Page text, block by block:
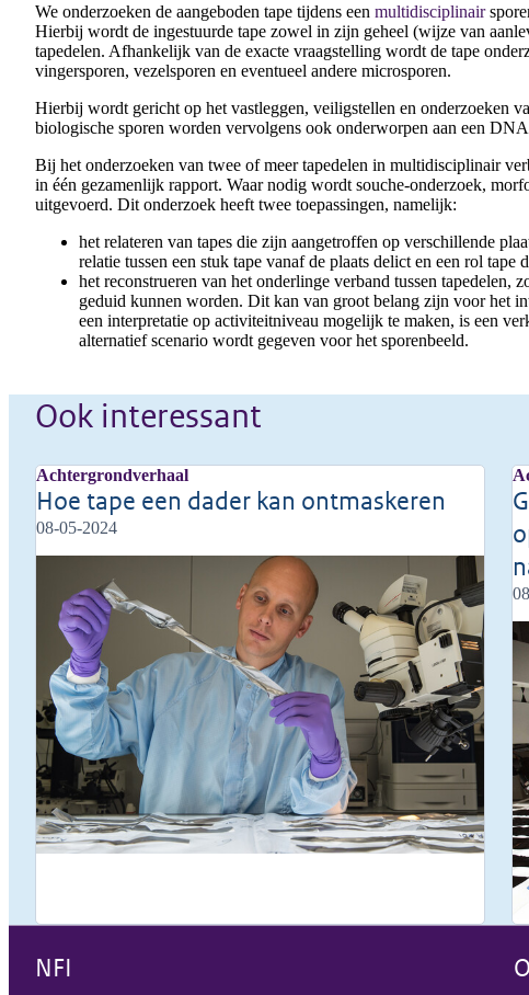
We onderzoeken de aangeboden tape tijdens een multidisciplinair
Hierbij wordt de ingestuurde tape zowel in zijn geheel (wijze van
tapedelen. Afhankelijk van de exacte vraagstelling wordt de tape
vingersporen, vezelsporen en eventueel andere microsporen.
Hierbij wordt gericht op het vastleggen, veiligstellen en onderzoeken
biologische sporen worden vervolgens ook onderworpen aan een
Bij het onderzoeken van twee of meer tapedelen in multidisciplinair
in één gezamenlijk rapport. Waar nodig wordt souche-onderzoek,
uitgevoerd. Dit onderzoek heeft twee toepassingen, namelijk:
het relateren van tapes die zijn aangetroffen op verschillende
relatie tussen een stuk tape vanaf de plaats delict en een rol tape
het reconstrueren van het onderlinge verband tussen tapedelen,
geduid kunnen worden. Dit kan van groot belang zijn voor het
een interpretatie op activiteitniveau mogelijk te maken, is een
alternatief scenario wordt gegeven voor het sporenbeeld.
Ook interessant
Achtergrondverhaal
Hoe tape een dader kan ontmaskeren
08-05-2024
NFI